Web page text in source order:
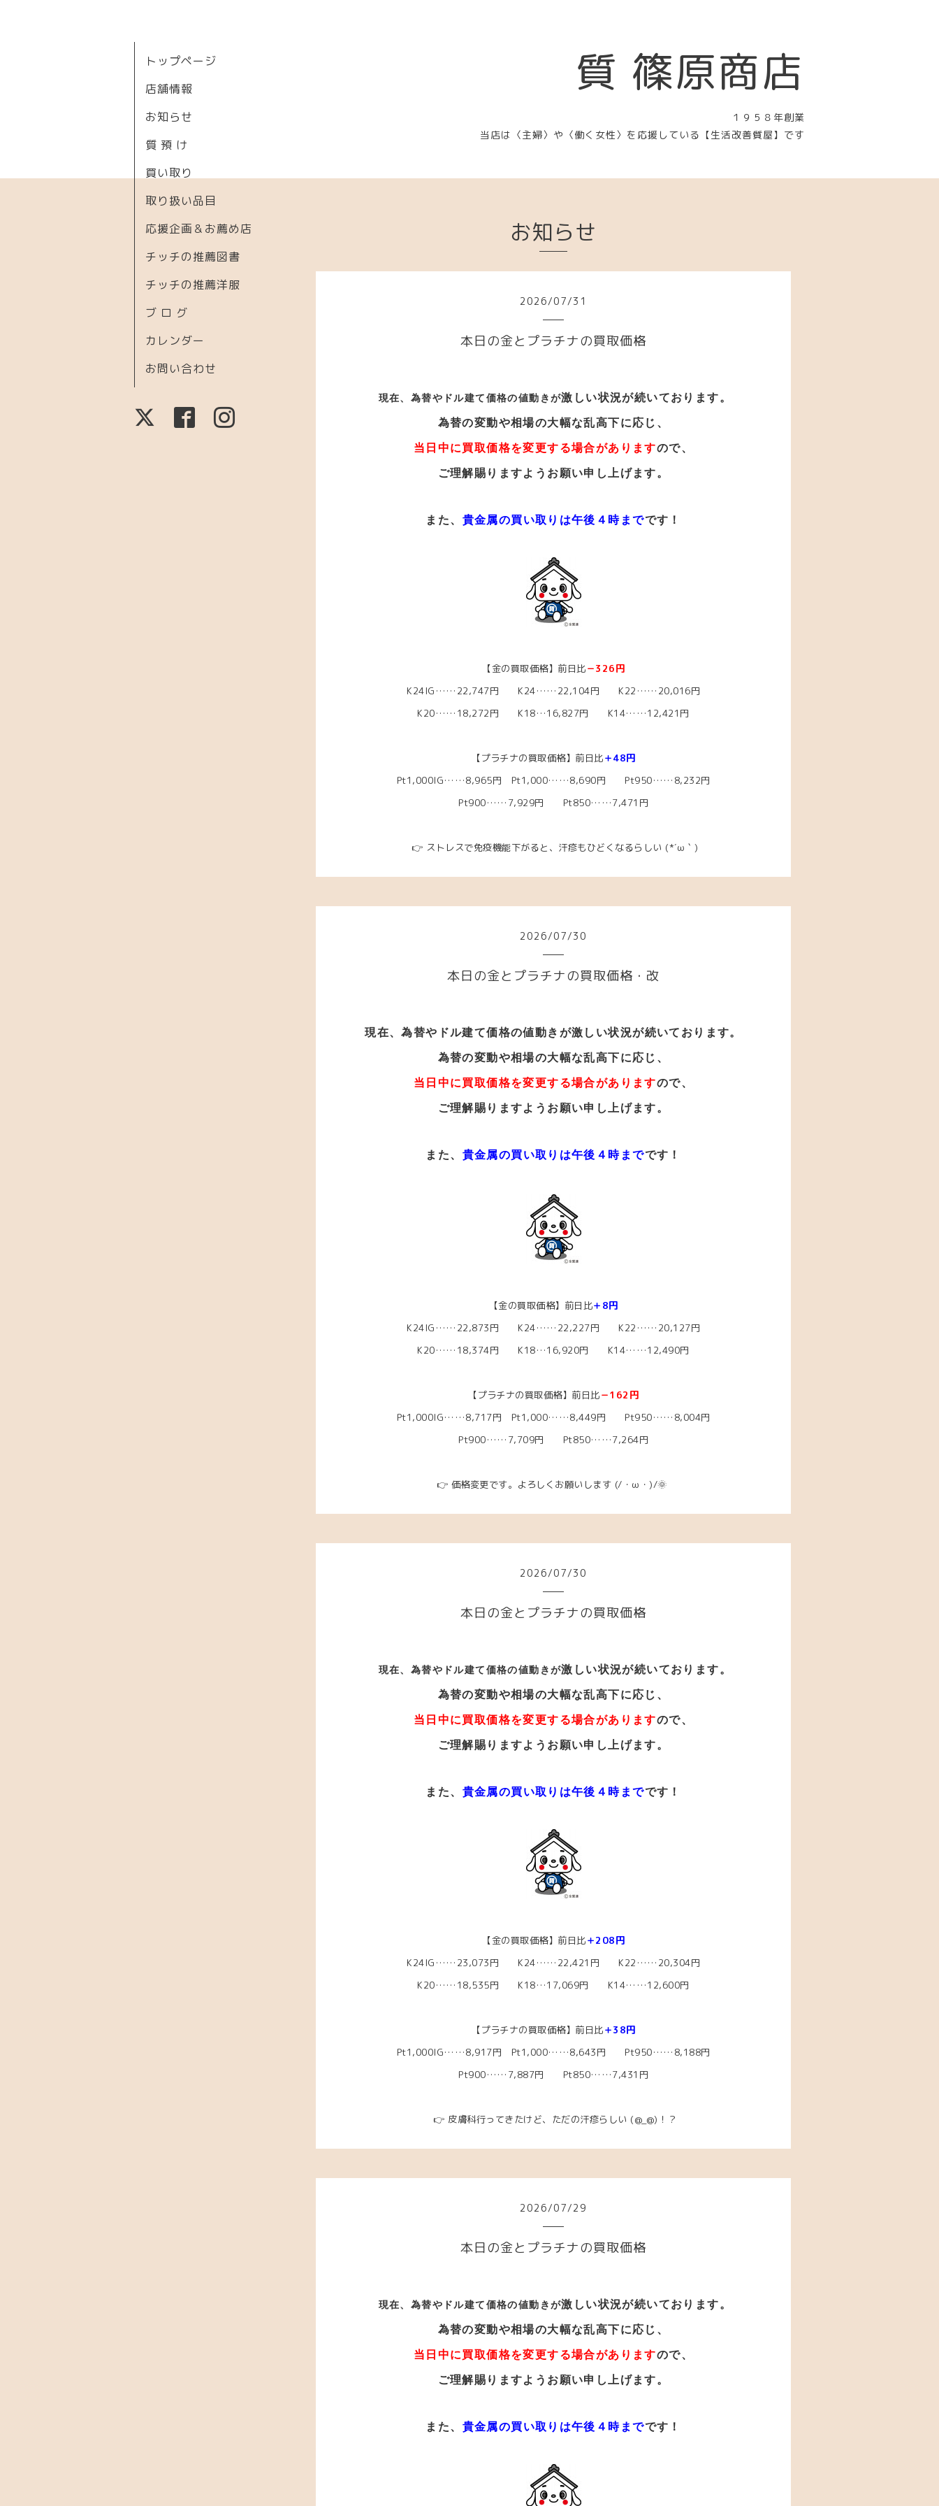
質 篠原商店
１９５８年創業
当店は〈主婦〉や〈働く女性〉を応援している【生活改善質屋】です
トップページ
店舗情報
お知らせ
質 預 け
買い取り
取り扱い品目
応援企画＆お薦め店
チッチの推薦図書
チッチの推薦洋服
ブ ロ グ
カレンダー
お問い合わせ
お知らせ
2026/07/31
本日の金とプラチナの買取価格
現在、為替やドル建て価格の値動きが激しい状況が続いております。
為替の変動や相場の大幅な乱高下に応じ、
当日中に買取価格を変更する場合がありますので、
ご理解賜りますようお願い申し上げます。
また、 貴金属の買い取りは午後４時までです！
【金の買取価格】前日比－326円
K24IG……22,747円 K24……22,104円 K22……20,016円
K20……18,272円 K18…16,827円 K14……12,421 円
【プラチナの買取価格】前日比＋48円
Pt1,000IG……8,965円 Pt1,000……8,690円 Pt950……8,232円
Pt900……7,929円 Pt850……7,471円
👉 ストレスで免疫機能下がると、汗疹もひどくなるらしい (*´ω｀)
2026/07/30
本日の金とプラチナの買取価格・改
現在、為替やドル建て価格の値動き が激しい状況が続いております。
為替の変動や相場の大幅な乱高下に応じ、
当日中に買取価格を変更する場合がありますので、
ご理解賜りますようお願い申し上げます。
また、 貴金属の買い取りは午後４時までです！
【金の買取価格】前日比＋8円
K24IG……22,873円 K24……22,227円 K22……20,127円
K20……18,374円 K18…16,920円 K14……12,490円
【プラチナの買取価格】前日比－162円
Pt1,000IG……8,717円 Pt1,000……8,449円 Pt950……8,004円
Pt900……7,709円 Pt850……7,264円
👉 価格変更です。よろしくお願いします (/・ω・)/🌞
2026/07/30
本日の金とプラチナの買取価格
現在、為替やドル建て価格の値動きが激しい状況が続いております。
為替の変動や相場の大幅な乱高下に応じ、
当日中に買取価格を変更する場合がありますので、
ご理解賜りますようお願い申し上げます。
また、 貴金属の買い取りは午後４時までです！
【金の買取価格】前日比＋208円
K24IG……23,073円 K24……22,421円 K22……20,304円
K20……18,535円 K18…17,069円 K14……12,600円
【プラチナの買取価格】前日比＋38円
Pt1,000IG……8,917円 Pt1,000……8,643円 Pt950……8,188円
Pt900……7,887円 Pt850……7,431円
👉 皮膚科行ってきたけど、ただの汗疹らしい (@_@)！？
2026/07/29
本日の金とプラチナの買取価格
現在、為替やドル建て価格の値動きが激しい状況が続いております。
為替の変動や相場の大幅な乱高下に応じ、
当日中に買取価格を変更する場合がありますので、
ご理解賜りますようお願い申し上げます。
また、 貴金属の買い取りは午後４時までです！